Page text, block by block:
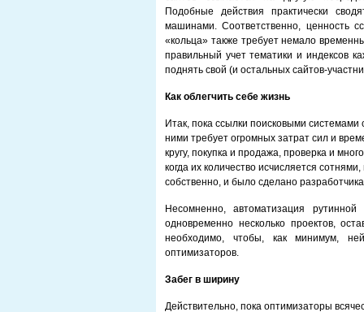
Подобные действия практически
машинами. Соответственно, ценность
«кольца» также требует немало
правильный учет тематики и индексов
поднять свой (и остальных сайтов-
Как облегчить себе жизнь
Итак, пока ссылки поисковыми системами
ними требует огромных затрат сил и
кругу, покупка и продажа, проверка и
когда их количество исчисляется
собственно, и было сделано
Несомненно, автоматизация
одновременно несколько проектов,
необходимо, чтобы, как минимум,
оптимизаторов.
Забег в ширину
Действительно, пока оптимизаторы